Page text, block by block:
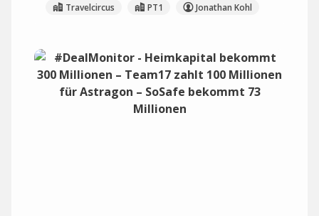
Travelcircus
PT1 Jonathan Kohl